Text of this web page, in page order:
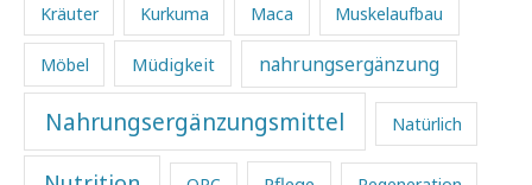
Kräuter Kurkuma Maca Muskelaufbau
Möbel Müdigkeit nahrungsergänzung
Nahrungsergänzungsmittel Natürlich